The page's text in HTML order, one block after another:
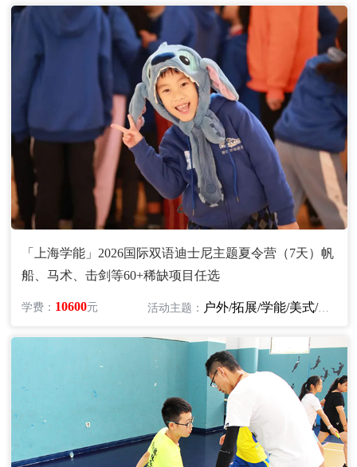
「上海学能」2026国际双语迪士尼主题夏令营（7天）帆
船、马术、击剑等60+稀缺项目任选
学费： 10600元 活动主题： 户外/拓展/学能/美式/英语